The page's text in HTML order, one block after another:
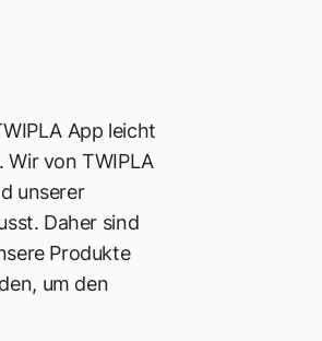
App leicht
von TWIPLA
unserer
Daher sind
Produkte
um den